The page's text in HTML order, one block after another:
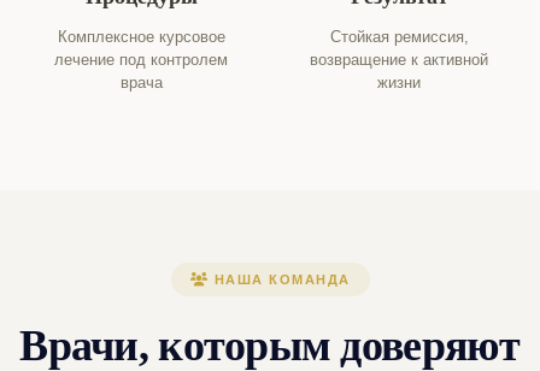
Комплексное курсовое
лечение под контролем
врача
Стойкая ремиссия,
возвращение к активной
жизни
НАША КОМАНДА
Врачи, которым доверяют